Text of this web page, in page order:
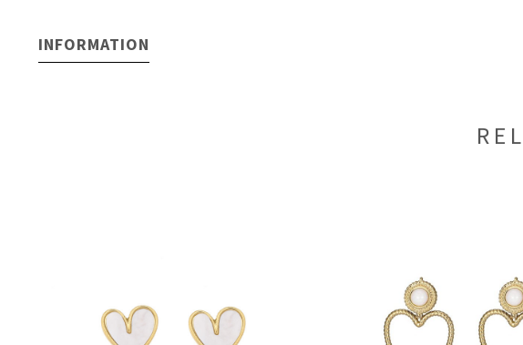
INFORMATION